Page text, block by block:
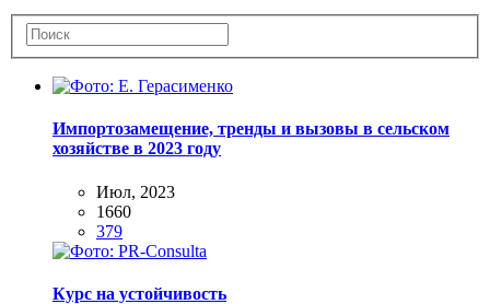
Импортозамещение, тренды и вызовы в сельском
хозяйстве в 2023 году
Июл, 2023
1660
379
Курс на устойчивость